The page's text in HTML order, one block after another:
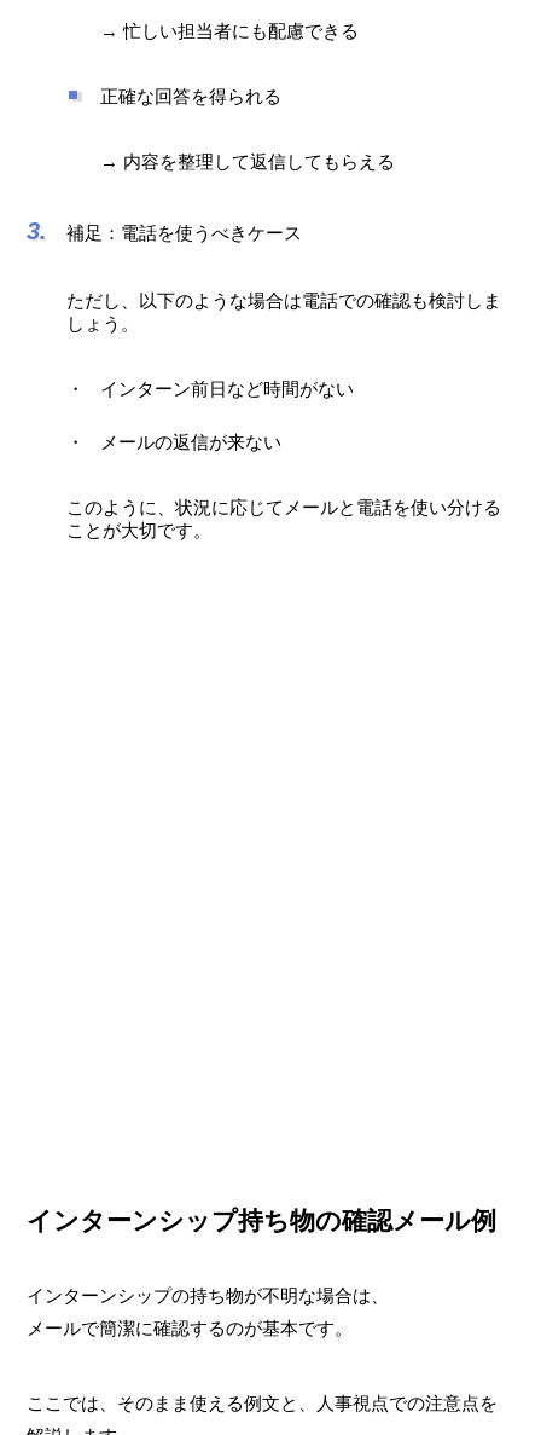
→ 忙しい担当者にも配慮できる
正確な回答を得られる
→ 内容を整理して返信してもらえる
補足：電話を使うべきケース
ただし、以下のような場合は電話での確認も検討しま
しょう。
インターン前日など時間がない
メールの返信が来ない
このように、状況に応じてメールと電話を使い分ける
ことが大切です。
インターンシップ持ち物の確認メール例
インターンシップの持ち物が不明な場合は、
メールで簡潔に確認するのが基本です。
ここでは、そのまま使える例文と、人事視点での注意点を